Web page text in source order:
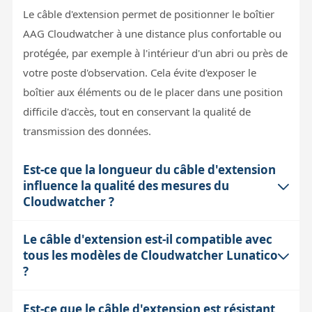
Le câble d'extension permet de positionner le boîtier
AAG Cloudwatcher à une distance plus confortable ou
protégée, par exemple à l'intérieur d'un abri ou près de
votre poste d'observation. Cela évite d'exposer le
boîtier aux éléments ou de le placer dans une position
difficile d'accès, tout en conservant la qualité de
transmission des données.
Est-ce que la longueur du câble d'extension
influence la qualité des mesures du
Cloudwatcher ?
Dans une certaine limite, un câble plus long peut
entraîner une légère atténuation ou des interférences,
mais les câbles fournis pour le Cloudwatcher sont
Le câble d'extension est-il compatible avec
tous les modèles de Cloudwatcher Lunatico
?
Est-ce que le câble d'extension est résistant